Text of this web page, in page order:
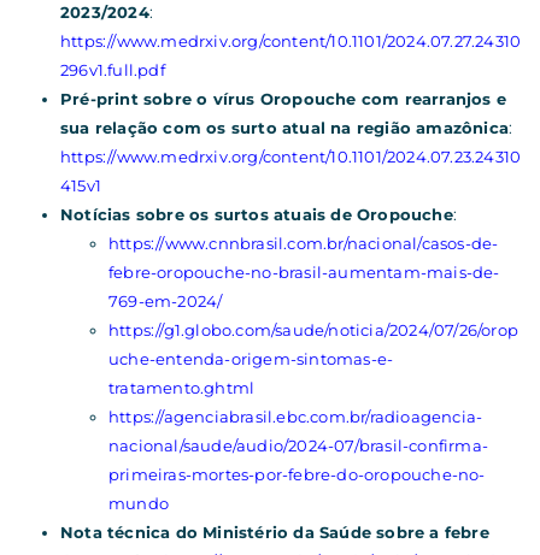
2023/2024:
https://www.medrxiv.org/content/10.1101/2024.07.27.24310
296v1.full.pdf
Pré-print sobre o vírus Oropouche com rearranjos e
sua relação com os surto atual na região amazônica:
https://www.medrxiv.org/content/10.1101/2024.07.23.24310
415v1
Notícias sobre os surtos atuais de Oropouche:
https://www.cnnbrasil.com.br/nacional/casos-de-
febre-oropouche-no-brasil-aumentam-mais-de-
769-em-2024/
https://g1.globo.com/saude/noticia/2024/07/26/orop
uche-entenda-origem-sintomas-e-
tratamento.ghtml
https://agenciabrasil.ebc.com.br/radioagencia-
nacional/saude/audio/2024-07/brasil-confirma-
primeiras-mortes-por-febre-do-oropouche-no-
mundo
Nota técnica do Ministério da Saúde sobre a febre